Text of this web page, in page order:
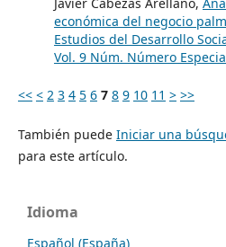
económica del negocio
Estudios del Desarrollo
Vol. 9 Núm. Número
<< < 2 3 4 5 6 7 8 9 10 11 > >>
También puede Iniciar una
para este artículo.
Idioma
Español (España)